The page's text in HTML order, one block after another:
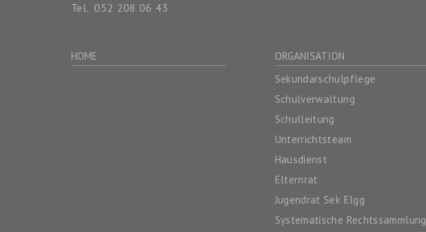
Tel. 052 208 06 43
HOME
ORGANISATION
Sekundarschulpflege
Schulverwaltung
Schulleitung
Unterrichtsteam
Hausdienst
Elternrat
Jugendrat Sek Elgg
Systematische Rechtssammlung